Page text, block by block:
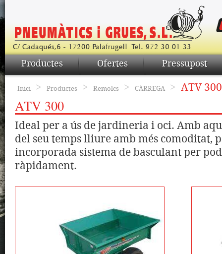
Productes Ofertes Pressupost
Inici > Productes > Remolcs > CÀRREGA > ATV 300
ATV 300
Ideal per a ús de jardineria i oci. Amb
del seu temps lliure amb més comoditat,
incorporada sistema de basculant per
ràpidament.